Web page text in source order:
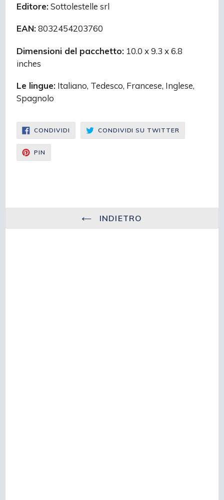
Editore:Sottolestelle srl
EAN:8032454203760
Dimensioni del pacchetto: 10.0 x 9.3 x 6.8
inches
Le lingue: Italiano, Tedesco, Francese, Inglese,
Spagnolo
CONDIVIDI CONDIVIDI
FACEBOOK
CONDIVIDI SU TWITTER
SU
TWITTER
PIN
PINTEREST
INDIETRO